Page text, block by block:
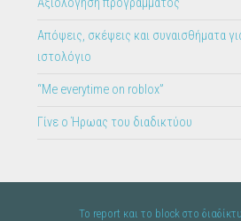
Αξιολόγηση προγράμματος
Απόψεις, σκέψεις και συναισθήματα
ιστολόγιο
“Me everytime on roblox”
Γίνε ο Ήρωας του διαδικτύου
To report και το block στο